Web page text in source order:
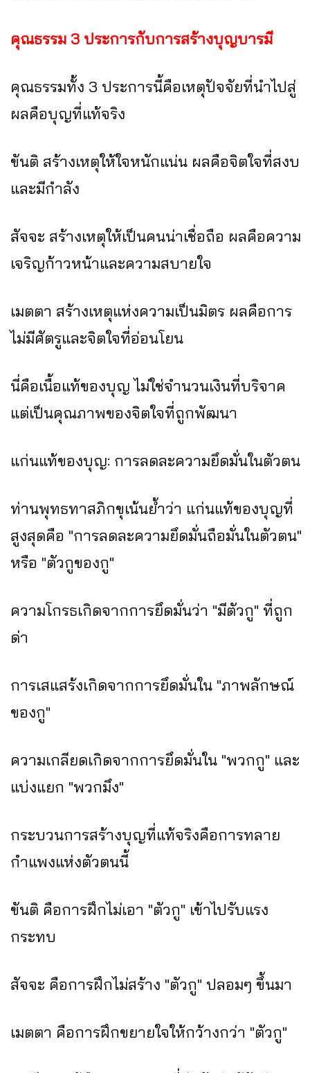
คุณธรรม 3 ประการกับการสร้างบุญบารมี
คุณธรรมทั้ง 3 ประการนี้คือเหตุปัจจัยที่นำไปสู่
ผลคือบุญที่แท้จริง
ขันติ สร้างเหตุให้ใจหนักแน่น ผลคือจิตใจที่สงบ
และมีกำลัง
สัจจะ สร้างเหตุให้เป็นคนน่าเชื่อถือ ผลคือความ
เจริญก้าวหน้าและความสบายใจ
เมตตา สร้างเหตุแห่งความเป็นมิตร ผลคือการ
ไม่มีศัตรูและจิตใจที่อ่อนโยน
นี่คือเนื้อแท้ของบุญ ไม่ใช่จำนวนเงินที่บริจาค
แต่เป็นคุณภาพของจิตใจที่ถูกพัฒนา
แก่นแท้ของบุญ: การลดละความยึดมั่นในตัวตน
ท่านพุทธทาสภิกขุเน้นย้ำว่า แก่นแท้ของบุญที่
สูงสุดคือ "การลดละความยึดมั่นถือมั่นในตัวตน"
หรือ "ตัวกูของกู"
ความโกรธเกิดจากการยึดมั่นว่า "มีตัวกู" ที่ถูก
ด่า
การเสแสร้งเกิดจากการยึดมั่นใน "ภาพลักษณ์
ของกู"
ความเกลียดเกิดจากการยึดมั่นใน "พวกกู" และ
แบ่งแยก "พวกมึง"
กระบวนการสร้างบุญที่แท้จริงคือการทลาย
กำแพงแห่งตัวตนนี้
ขันติ คือการฝึกไม่เอา "ตัวกู" เข้าไปรับแรง
กระทบ
สัจจะ คือการฝึกไม่สร้าง "ตัวกู" ปลอมๆ ขึ้นมา
เมตตา คือการฝึกขยายใจให้กว้างกว่า "ตัวกู"